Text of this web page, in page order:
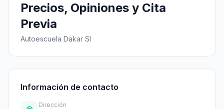
Precios, Opiniones y Cita
Previa
Autoescuela Dakar Sl
Información de contacto
Dirección